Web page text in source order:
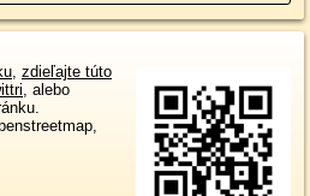
, zdieľajte túto
, alebo